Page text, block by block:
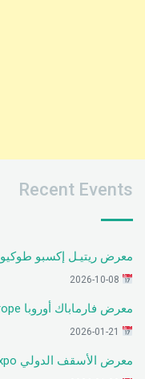
Recent Events
معرض ريتيـل إكسبو طوكيو 2026 – Retail Expo Tokyo
معرض فارماباك أوروبا Pharmapack Europe
معرض الأسقف الدولي International Roofing Expo